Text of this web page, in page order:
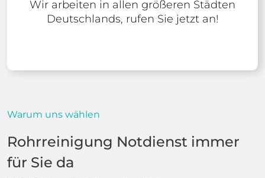
Wir arbeiten in allen größeren Städten
Deutschlands, rufen Sie jetzt an!
Warum uns wählen
Rohrreinigung Notdienst immer
für Sie da